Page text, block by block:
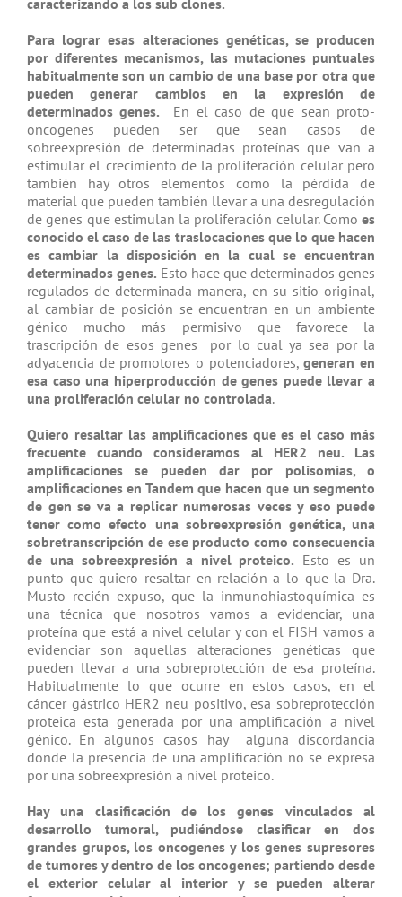
caracterizando a los sub clones.
Para lograr esas alteraciones genéticas, se producen
por diferentes mecanismos, las mutaciones puntuales
habitualmente son un cambio de una base por otra que
pueden generar cambios en la expresión de
determinados genes. En el caso de que sean proto-
oncogenes pueden ser que sean casos de
sobreexpresión de determinadas proteínas que van a
estimular el crecimiento de la proliferación celular pero
también hay otros elementos como la pérdida de
material que pueden también llevar a una desregulación
de genes que estimulan la proliferación celular. Como es
conocido el caso de las traslocaciones que lo que hacen
es cambiar la disposición en la cual se encuentran
determinados genes. Esto hace que determinados genes
regulados de determinada manera, en su sitio original,
al cambiar de posición se encuentran en un ambiente
génico mucho más permisivo que favorece la
trascripción de esos genes por lo cual ya sea por la
adyacencia de promotores o potenciadores,generan en
esa caso una hiperproducción de genes puede llevar a
una proliferación celular no controlada.
Quiero resaltar las amplificaciones que es el caso más
frecuente cuando consideramos al HER2 neu. Las
amplificaciones se pueden dar por polisomías, o
amplificaciones en Tandem que hacen que un segmento
de gen se va a replicar numerosas veces y eso puede
tener como efecto una sobreexpresión genética, una
sobretranscripción de ese producto como consecuencia
de una sobreexpresión a nivel proteico. Esto es un
punto que quiero resaltar en relación a lo que la Dra.
Musto recién expuso, que la inmunohiastoquímica es
una técnica que nosotros vamos a evidenciar, una
proteína que está a nivel celular y con el FISH vamos a
evidenciar son aquellas alteraciones genéticas que
pueden llevar a una sobreprotección de esa proteína.
Habitualmente lo que ocurre en estos casos, en el
cáncer gástrico HER2 neu positivo, esa sobreprotección
proteica esta generada por una amplificación a nivel
génico. En algunos casos hay alguna discordancia
donde la presencia de una amplificación no se expresa
por una sobreexpresión a nivel proteico.
Hay una clasificación de los genes vinculados al
desarrollo tumoral, pudiéndose clasificar en dos
grandes grupos, los oncogenes y los genes supresores
de tumores y dentro de los oncogenes; partiendo desde
el exterior celular al interior y se pueden alterar